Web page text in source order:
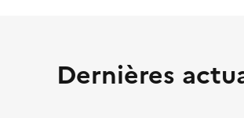
Dernières